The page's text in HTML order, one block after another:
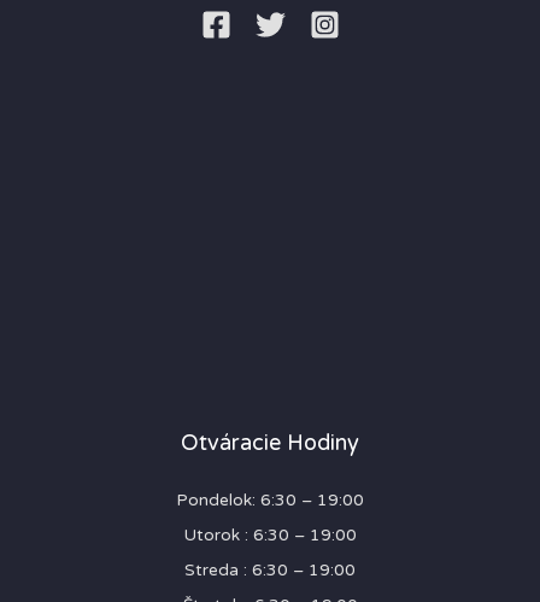
Otváracie Hodiny
Pondelok: 6:30 – 19:00
Utorok : 6:30 – 19:00
Streda : 6:30 – 19:00